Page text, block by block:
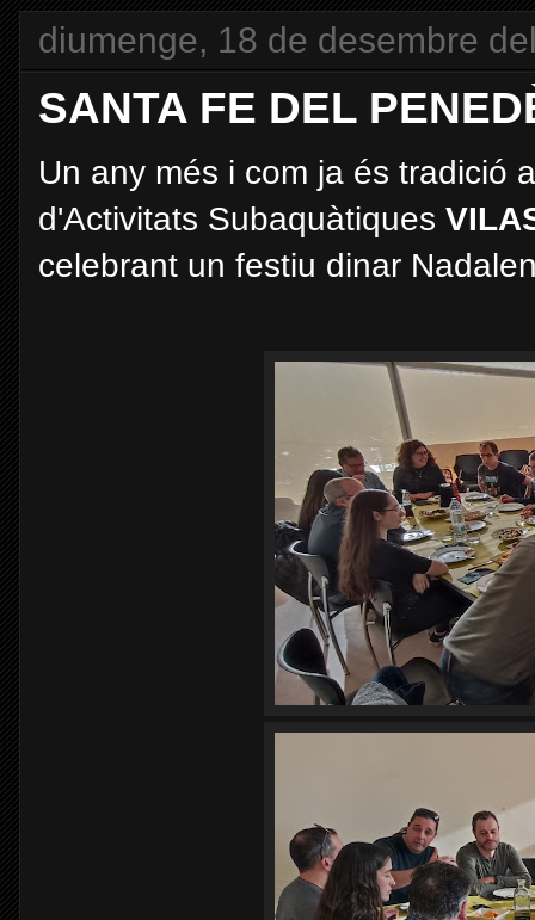
diumenge, 18 de desembre
SANTA FE DEL
Un any més i com ja és tradició
d'Activitats Subaquàtiques
celebrant un festiu dinar